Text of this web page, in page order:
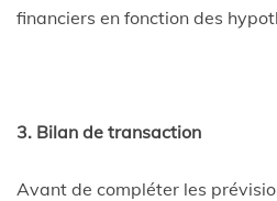
financiers en fonction des
3. Bilan de transaction
Avant de compléter les